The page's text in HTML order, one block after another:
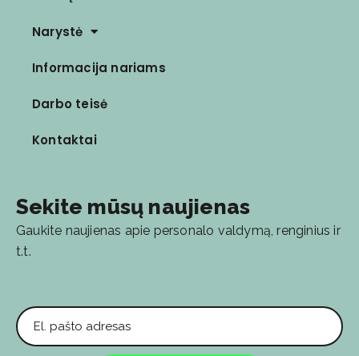
Narystė
Informacija nariams
Darbo teisė
Kontaktai
Sekite mūsų naujienas
Gaukite naujienas apie personalo valdymą, renginius ir
t.t.